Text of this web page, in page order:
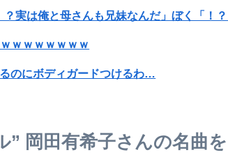
ｗｗｗｗｗｗｗ
のにボディガードつけるわ…
たLINEが面白すぎるｗｗｗｗｗｗｗｗｗ(画
岡田有希子さんの名曲